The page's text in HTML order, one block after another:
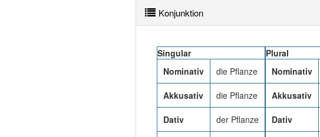
Konjunktion
Singular
Nominativ
die Pflanze
Akkusativ die Pflanze
Dativ der Pflanze
Plural
Nominativ
Akkusativ
Dativ